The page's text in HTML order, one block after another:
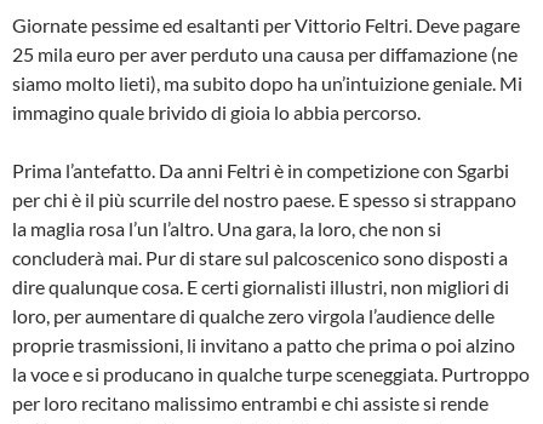
Giornate pessime ed esaltanti per Vittorio Feltri. Deve pagare
25 mila euro per aver perduto una causa per diffamazione (ne
siamo molto lieti), ma subito dopo ha un’intuizione geniale. Mi
immagino quale brivido di gioia lo abbia percorso.
Prima l’antefatto. Da anni Feltri è in competizione con Sgarbi
per chi è il più scurrile del nostro paese. E spesso si strappano
la maglia rosa l’un l’altro. Una gara, la loro, che non si
concluderà mai. Pur di stare sul palcoscenico sono disposti a
dire qualunque cosa. E certi giornalisti illustri, non migliori di
loro, per aumentare di qualche zero virgola l’audience delle
proprie trasmissioni, li invitano a patto che prima o poi alzino
la voce e si producano in qualche turpe sceneggiata. Purtroppo
per loro recitano malissimo entrambi e chi assiste si rende